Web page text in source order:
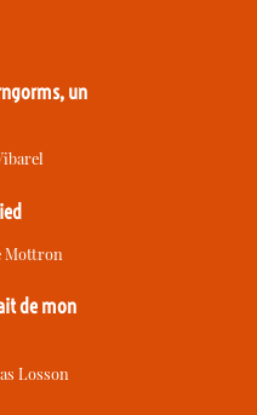
un
Mottron
de mon
Losson